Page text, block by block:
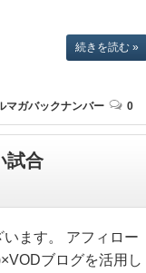
続きを読む »
マガバックナンバー 0
試合
ます。 アフィロー
ブログを活用し